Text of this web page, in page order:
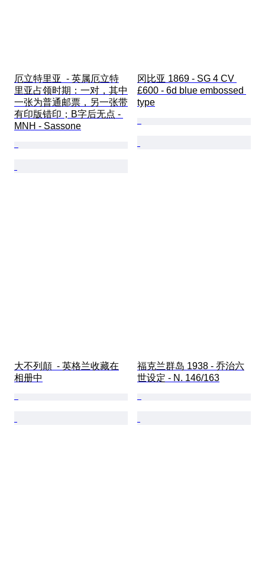
厄立特里亚  - 英属厄立特
里亚占领时期：一对，其中
一张为普通邮票，另一张带
有印版错印；B字后无点 -
MNH - Sassone
冈比亚 1869 - SG 4 CV
£600 - 6d blue embossed
type
大不列顛  - 英格兰收藏在
相册中
福克兰群岛 1938 - 乔治六
世设定 - N. 146/163